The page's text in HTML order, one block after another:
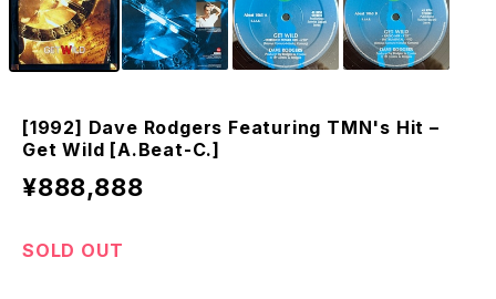
[1992] Dave Rodgers Featuring TMN's Hit –
Get Wild [A.Beat-C.]
¥888,888
SOLD OUT